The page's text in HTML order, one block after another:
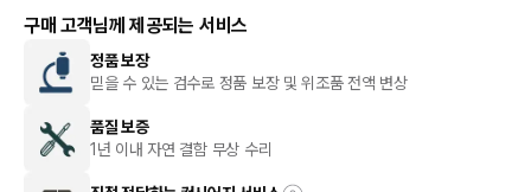
구매 고객님께 제공되는 서비스
정품 보장
믿을 수 있는 검수로 정품 보장 및 위조품 전액 변상
품질 보증
1년 이내 자연 결함 무상 수리